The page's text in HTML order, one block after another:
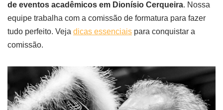
de eventos acadêmicos em Dionísio Cerqueira. Nossa
equipe trabalha com a comissão de formatura para fazer
tudo perfeito. Veja dicas essenciais para conquistar a
comissão.